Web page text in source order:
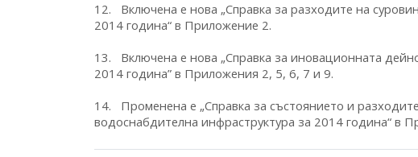
12. Включена е нова „Справка за разходите на
2014 година“ в Приложение 2.
13. Включена е нова „Справка за иновационната
2014 година” в Приложения 2, 5, 6, 7 и 9.
14. Променена е „Справка за състоянието и
водоснабдителна инфраструктура за 2014 година“ в